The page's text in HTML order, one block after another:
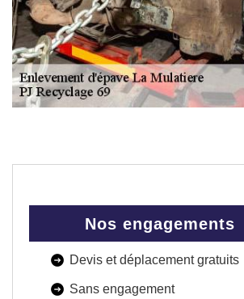
Nos engagements
Devis et déplacement gratuits
Sans engagement